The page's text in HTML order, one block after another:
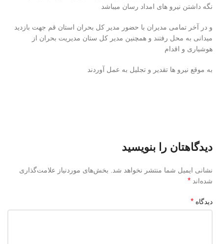
نگه داشتن نیرو های امداد رسان میباشد
و در آخر تمامی مدیران با حضور مدیر کل بحران استان قم جهت بازدید
میدانی به محل رفتند و همچنین مدیر کل ستان مدیریت بحران از
هوشیاری و اقدام
به موقع نیرو ها تقدیر و تجلیل به عمل آوردند
دیدگاهتان را بنویسید
نشانی ایمیل شما منتشر نخواهد شد.
بخش‌های موردنیاز علامت‌گذاری
شده‌اند *
دیدگاه *